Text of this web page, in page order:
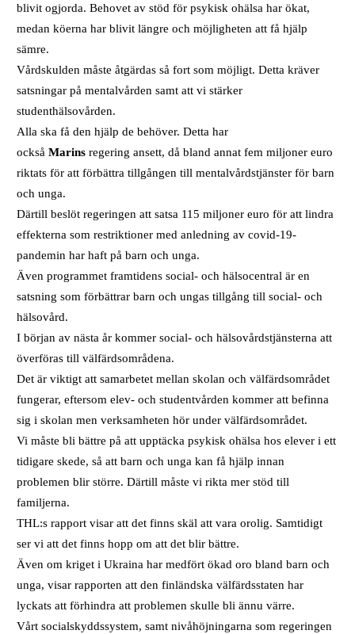
blivit ogjorda. Behovet av stöd för psykisk ohälsa har ökat,
medan köerna har blivit längre och möjligheten att få hjälp
sämre.
Vårdskulden måste åtgärdas så fort som möjligt. Detta kräver
satsningar på mentalvården samt att vi stärker
studenthälsovården.
Alla ska få den hjälp de behöver. Detta har
ocksåMarins regering ansett, då bland annat fem miljoner euro
riktats för att förbättra tillgången till mentalvårdstjänster för barn
och unga.
Därtill beslöt regeringen att satsa 115 miljoner euro för att lindra
effekterna som restriktioner med anledning av covid-19-
pandemin har haft på barn och unga.
Även programmet framtidens social- och hälsocentral är en
satsning som förbättrar barn och ungas tillgång till social- och
hälsovård.
I början av nästa år kommer social- och hälsovårdstjänsterna att
överföras till välfärdsområdena.
Det är viktigt att samarbetet mellan skolan och välfärdsområdet
fungerar, eftersom elev- och studentvården kommer att befinna
sig i skolan men verksamheten hör under välfärdsområdet.
Vi måste bli bättre på att upptäcka psykisk ohälsa hos elever i ett
tidigare skede, så att barn och unga kan få hjälp innan
problemen blir större. Därtill måste vi rikta mer stöd till
familjerna.
THL:s rapport visar att det finns skäl att vara orolig. Samtidigt
ser vi att det finns hopp om att det blir bättre.
Även om kriget i Ukraina har medfört ökad oro bland barn och
unga, visar rapporten att den finländska välfärdsstaten har
lyckats att förhindra att problemen skulle bli ännu värre.
Vårt socialskyddssystem, samt nivåhöjningarna som regeringen